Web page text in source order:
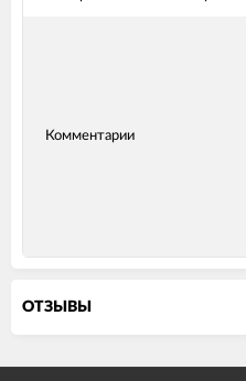
Комментарии
ОТЗЫВЫ